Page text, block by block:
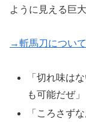
ように見える巨
→斬馬刀につい
「切れ味は
も可能だぜ」
「ころさず